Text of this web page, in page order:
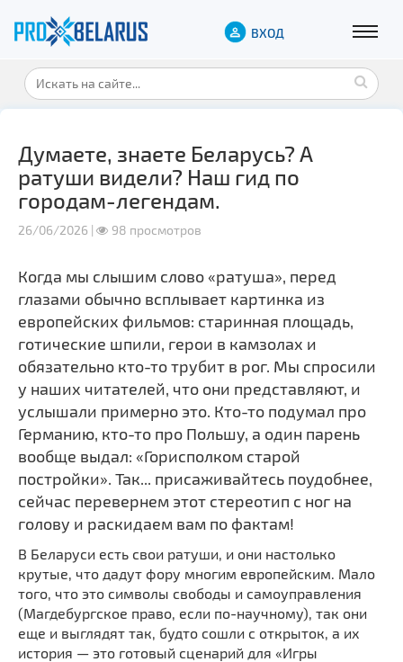
ВХОД
Думаете, знаете Беларусь? А
ратуши видели? Наш гид по
городам-легендам.
26/06/2026 | 98 просмотров
Когда мы слышим слово «ратуша», перед
глазами обычно всплывает картинка из
европейских фильмов: старинная площадь,
готические шпили, герои в камзолах и
обязательно кто-то трубит в рог. Мы спросили
у наших читателей, что они представляют, и
услышали примерно это. Кто-то подумал про
Германию, кто-то про Польшу, а один парень
вообще выдал: «Горисполком старой
постройки». Так... присаживайтесь поудобнее,
сейчас перевернем этот стереотип с ног на
голову и раскидаем вам по фактам!
В Беларуси есть свои ратуши, и они настолько
крутые, что дадут фору многим европейским. Мало
того, что это символы свободы и самоуправления
(Магдебургское право, если по-научному), так они
еще и выглядят так, будто сошли с открыток, а их
история — это готовый сценарий для «Игры